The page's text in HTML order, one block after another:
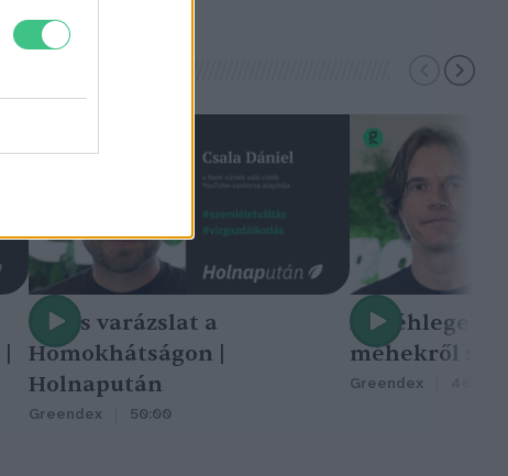
Nincs varázslat a
Homokhátságon |
Holnapután
Greendex 50:00
A méhlegelő
méhekről
Greendex